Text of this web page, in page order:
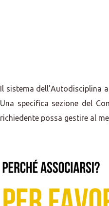
Il sistema dell’Autodisciplina
Una specifica sezione del
richiedente possa gestire al